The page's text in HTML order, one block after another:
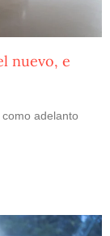
nuevo, e
adelanto